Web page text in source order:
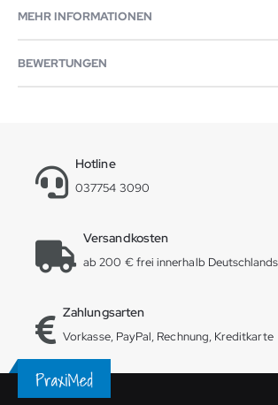
MEHR INFORMATIONEN
BEWERTUNGEN
Hotline
037754 3090
Versandkosten
ab 200 € frei innerhalb Deutschlands
Zahlungsarten
Vorkasse, PayPal, Rechnung, Kreditkarte